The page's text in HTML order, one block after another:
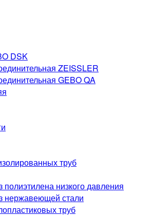
DSK
ZEISSLER
GEBO QA
труб
полиэтилена низкого давления
нержавеющей стали
труб